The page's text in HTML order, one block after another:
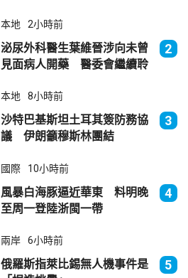
本地 2小時前
泌尿外科醫生葉維晉涉向未曾
見面病人開藥 醫委會繼續聆
2
本地 8小時前
沙特巴基斯坦土耳其簽防務協
議 伊朗籲穆斯林團結
3
國際 10小時前
風暴白海豚逼近華東 料明晚
至周一登陸浙閩一帶
4
兩岸 6小時前
俄羅斯指萊比錫無人機事件是
5